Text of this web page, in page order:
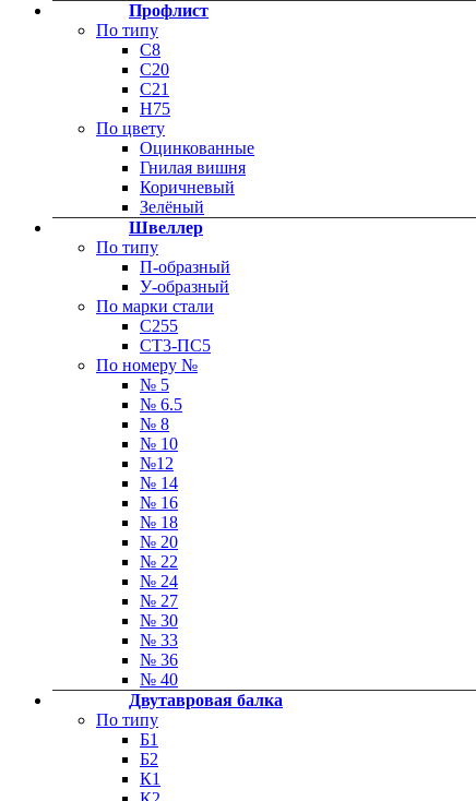
Профлист
По типу
С8
С20
C21
Н75
По цвету
Оцинкованные
Гнилая вишня
Коричневый
Зелёный
Швеллер
По типу
П-образный
У-образный
По марки стали
С255
СТ3-ПС5
По номеру №
№ 5
№ 6.5
№ 8
№ 10
№12
№ 14
№ 16
№ 18
№ 20
№ 22
№ 24
№ 27
№ 30
№ 33
№ 36
№ 40
Двутавровая балка
По типу
Б1
Б2
К1